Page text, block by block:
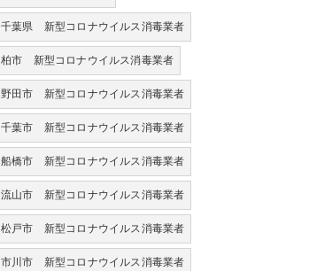
千葉県 新型コロナウイルス消毒業者
柏市 新型コロナウイルス消毒業者
野田市 新型コロナウイルス消毒業者
千葉市 新型コロナウイルス消毒業者
船橋市 新型コロナウイルス消毒業者
流山市 新型コロナウイルス消毒業者
松戸市 新型コロナウイルス消毒業者
市川市 新型コロナウイルス消毒業者